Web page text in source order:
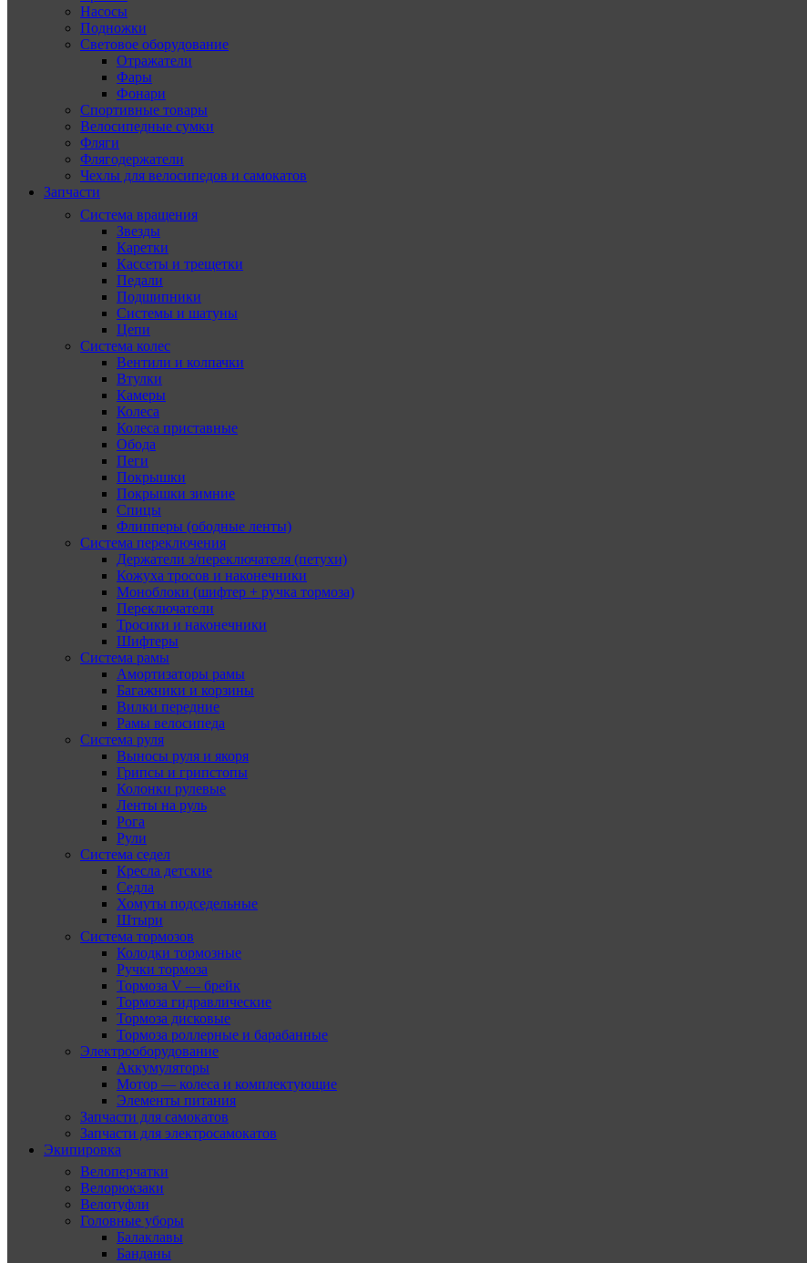
Насосы
Подножки
Световое оборудование
Отражатели
Фары
Фонари
Спортивные товары
Велосипедные сумки
Фляги
Флягодержатели
Чехлы для велосипедов и самокатов
Запчасти
Система вращения
Звезды
Каретки
Кассеты и трещетки
Педали
Подшипники
Системы и шатуны
Цепи
Система колес
Вентили и колпачки
Втулки
Камеры
Колеса
Колеса приставные
Обода
Пеги
Покрышки
Покрышки зимние
Спицы
Флипперы (ободные ленты)
Система переключения
Держатели з/переключателя (петухи)
Кожуха тросов и наконечники
Моноблоки (шифтер + ручка тормоза)
Переключатели
Тросики и наконечники
Шифтеры
Система рамы
Амортизаторы рамы
Багажники и корзины
Вилки передние
Рамы велосипеда
Система руля
Выносы руля и якоря
Грипсы и грипстопы
Колонки рулевые
Ленты на руль
Рога
Рули
Система седел
Кресла детские
Седла
Хомуты подседельные
Штыри
Система тормозов
Колодки тормозные
Ручки тормоза
Тормоза V — брейк
Тормоза гидравлические
Тормоза дисковые
Тормоза роллерные и барабанные
Электрооборудование
Аккумуляторы
Мотор — колеса и комплектующие
Элементы питания
Запчасти для самокатов
Запчасти для электросамокатов
Экипировка
Велоперчатки
Велорюкзаки
Велотуфли
Головные уборы
Балаклавы
Банданы